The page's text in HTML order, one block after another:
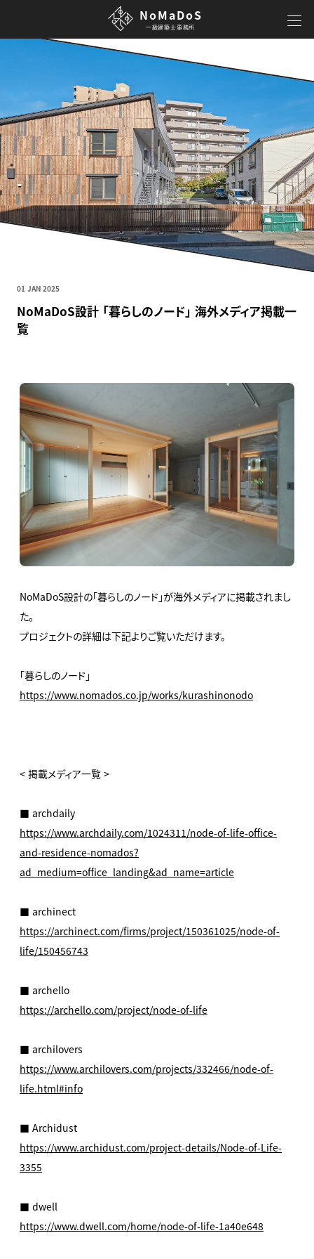
NoMaDoS
一級建築士事務所
01 JAN 2025
NoMaDoS設計 「暮らしのノード」 海外メディア掲載一
覧
NoMaDoS設計の「暮らしのノード」が海外メディアに掲載されまし
た。
プロジェクトの詳細は下記よりご覧いただけます。
「暮らしのノード」
https://www.nomados.co.jp/works/kurashinonodo
< 掲載メディア一覧 >
■ archdaily
https://www.archdaily.com/1024311/node-of-life-office-
and-residence-nomados?
ad_medium=office_landing&ad_name=article
■ archinect
https://archinect.com/firms/project/150361025/node-of-
life/150456743
■ archello
https://archello.com/project/node-of-life
■ archilovers
https://www.archilovers.com/projects/332466/node-of-
life.html#info
■ Archidust
https://www.archidust.com/project-details/Node-of-Life-
3355
■ dwell
https://www.dwell.com/home/node-of-life-1a40e648